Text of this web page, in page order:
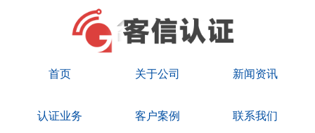
首页 关于公司 新闻资讯
认证业务 客户案例 联系我们